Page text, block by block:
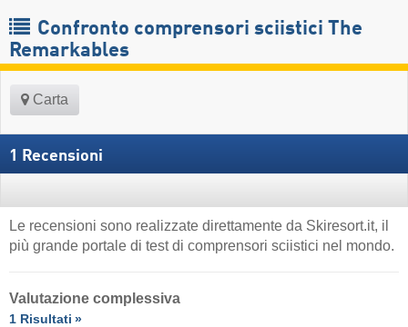
Confronto comprensori sciistici The
Remarkables
Carta
1 Recensioni
Le recensioni sono realizzate direttamente da Skiresort.it, il
più grande portale di test di comprensori sciistici nel mondo.
Valutazione complessiva
1 Risultati